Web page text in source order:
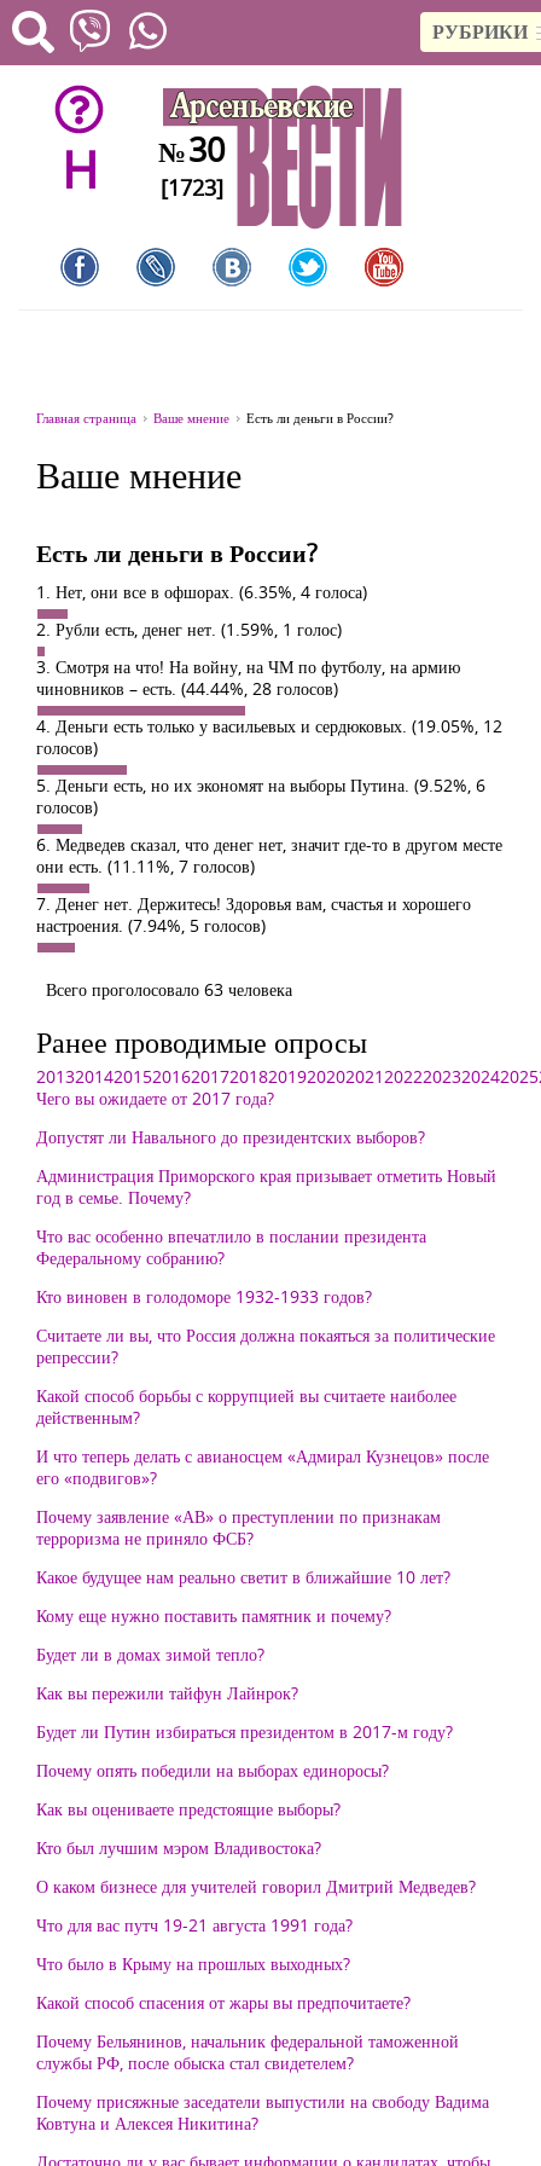
РУБРИКИ
H №30
[1723]
Главная страница Ваше мнение Есть ли деньги в России?
Ваше мнение
Есть ли деньги в России?
1. Нет, они все в офшорах. (6.35%, 4 голоса)
2. Рубли есть, денег нет. (1.59%, 1 голос)
3. Смотря на что! На войну, на ЧМ по футболу, на армию
чиновников – есть. (44.44%, 28 голосов)
4. Деньги есть только у васильевых и сердюковых. (19.05%, 12
голосов)
5. Деньги есть, но их экономят на выборы Путина. (9.52%, 6
голосов)
6. Медведев сказал, что денег нет, значит где-то в другом месте
они есть. (11.11%, 7 голосов)
7. Денег нет. Держитесь! Здоровья вам, счастья и хорошего
настроения. (7.94%, 5 голосов)
Всего проголосовало 63 человека
Ранее проводимые опросы
2013201420152016201720182019202020212022202320242025
Чего вы ожидаете от 2017 года?
Допустят ли Навального до президентских выборов?
Администрация Приморского края призывает отметить Новый
год в семье. Почему?
Что вас особенно впечатлило в послании президента
Федеральному собранию?
Кто виновен в голодоморе 1932-1933 годов?
Считаете ли вы, что Россия должна покаяться за политические
репрессии?
Какой способ борьбы с коррупцией вы считаете наиболее
действенным?
И что теперь делать с авианосцем «Адмирал Кузнецов» после
его «подвигов»?
Почему заявление «АВ» о преступлении по признакам
терроризма не приняло ФСБ?
Какое будущее нам реально светит в ближайшие 10 лет?
Кому еще нужно поставить памятник и почему?
Будет ли в домах зимой тепло?
Как вы пережили тайфун Лайнрок?
Будет ли Путин избираться президентом в 2017-м году?
Почему опять победили на выборах единоросы?
Как вы оцениваете предстоящие выборы?
Кто был лучшим мэром Владивостока?
О каком бизнесе для учителей говорил Дмитрий Медведев?
Что для вас путч 19-21 августа 1991 года?
Что было в Крыму на прошлых выходных?
Какой способ спасения от жары вы предпочитаете?
Почему Бельянинов, начальник федеральной таможенной
службы РФ, после обыска стал свидетелем?
Почему присяжные заседатели выпустили на свободу Вадима
Ковтуна и Алексея Никитина?